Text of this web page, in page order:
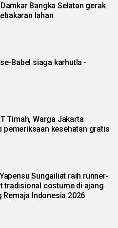
Bangka Selatan gerak
lahan
Babel siaga karhutla -
Timah, Warga Jakarta
pemeriksaan kesehatan gratis
Sungailiat raih runner-
tradisional costume di ajang
Remaja Indonesia 2026